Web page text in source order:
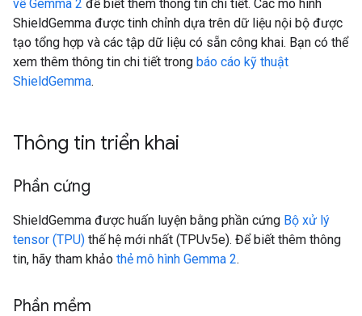
về Gemma 2 để biết thêm thông tin chi tiết. Các mô hình
ShieldGemma được tinh chỉnh dựa trên dữ liệu nội bộ được
tạo tổng hợp và các tập dữ liệu có sẵn công khai. Bạn có thể
xem thêm thông tin chi tiết trong báo cáo kỹ thuật
ShieldGemma.
Thông tin triển khai
Phần cứng
ShieldGemma được huấn luyện bằng phần cứng Bộ xử lý
tensor (TPU) thế hệ mới nhất (TPUv5e). Để biết thêm thông
tin, hãy tham khảo thẻ mô hình Gemma 2.
Phần mềm